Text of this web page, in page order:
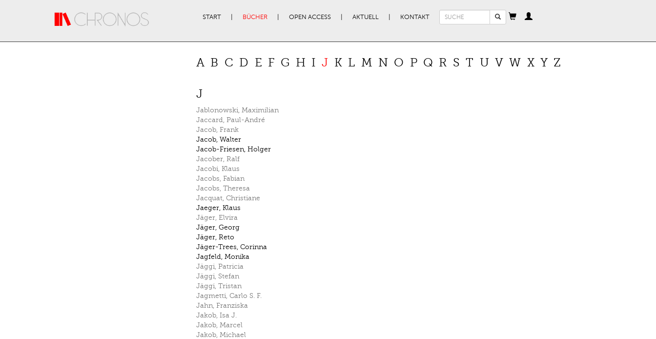
START BÜCHER OPEN ACCESS AKTUELL KONTAKT
Suchformular
A B C D E F G H I J K L M N O P Q R S T U V W X Y Z
J
Jablonowski, Maximilian
Jaccard, Paul-André
Jacob, Frank
Jacob, Walter
Jacob-Friesen, Holger
Jacober, Ralf
Jacobi, Klaus
Jacobs, Fabian
Jacobs, Theresa
Jacquat, Christiane
Jaeger, Klaus
Jäger, Elvira
Jäger, Georg
Jäger, Reto
Jäger-Trees, Corinna
Jagfeld, Monika
Jäggi, Patricia
Jäggi, Stefan
Jäggi, Tristan
Jagmetti, Carlo S. F.
Jahn, Franziska
Jakob, Isa J.
Jakob, Marcel
Jakob, Michael